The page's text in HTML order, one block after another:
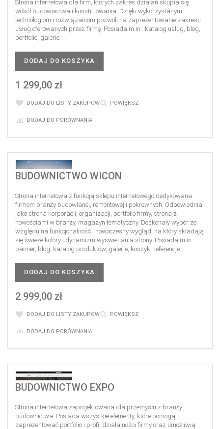
Strona internetowa dla firm, których zakres działań skupia się
wokół budownictwa i konstruowania. Dzięki wykorzystanym
technologiom i rozwiązaniom pozwoli na zaprezentowanie zakresu
usług oferowanych przez firmę. Posiada m.in.: katalog usług, blog,
portfolio, galerie.
DODAJ DO KOSZYKA
1 299,00 zł
DODAJ DO LISTY ZAKUPÓW POWIĘKSZ
DODAJ DO PORÓWNANIA
BUDOWNICTWO WICON
Strona internetowa z funkcją sklepu internetowego dedykowana
firmom branży budowlanej, remontowej i pokrewnych. Odpowiednia
jako strona korporacji, organizacji, portfolio firmy, strona z
nowościami w branży, magazyn tematyczny. Doskonały wybór ze
względu na funkcjonalność i nowoczesny wygląd, na który składają
się świeże kolory i dynamizm wyświetlania strony. Posiada m.in.:
banner, blog, katalog produktów, galerie, koszyk, referencje.
DODAJ DO KOSZYKA
2 999,00 zł
DODAJ DO LISTY ZAKUPÓW POWIĘKSZ
DODAJ DO PORÓWNANIA
BUDOWNICTWO EXPO
Strona internetowa zaprojektowana dla przemysłu z branży
budownictwa. Posiada wszystkie elementy, które pomogą
zaprezentować portfolio i profil działalności firmy oraz umożliwią